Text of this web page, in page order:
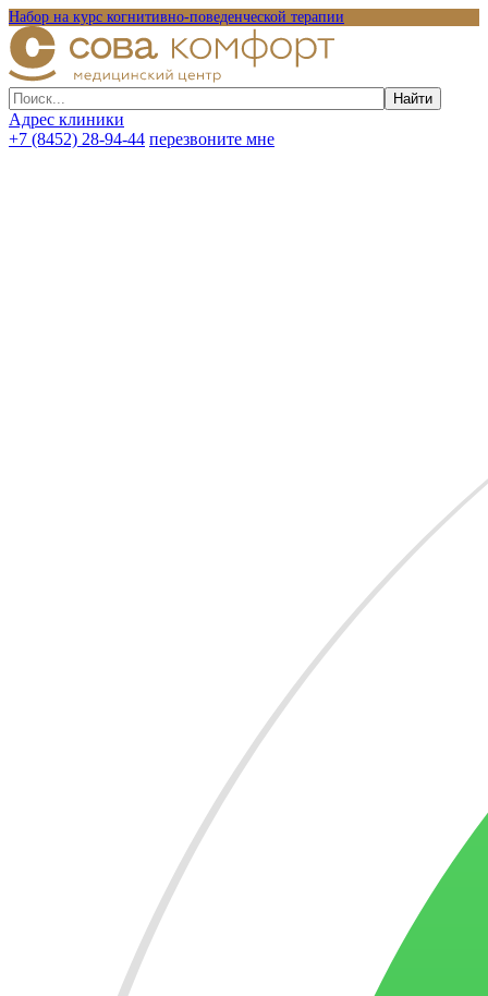
Набор на курс когнитивно-поведенческой терапии
Адрес клиники
+7 (8452) 28-94-44 перезвоните мне